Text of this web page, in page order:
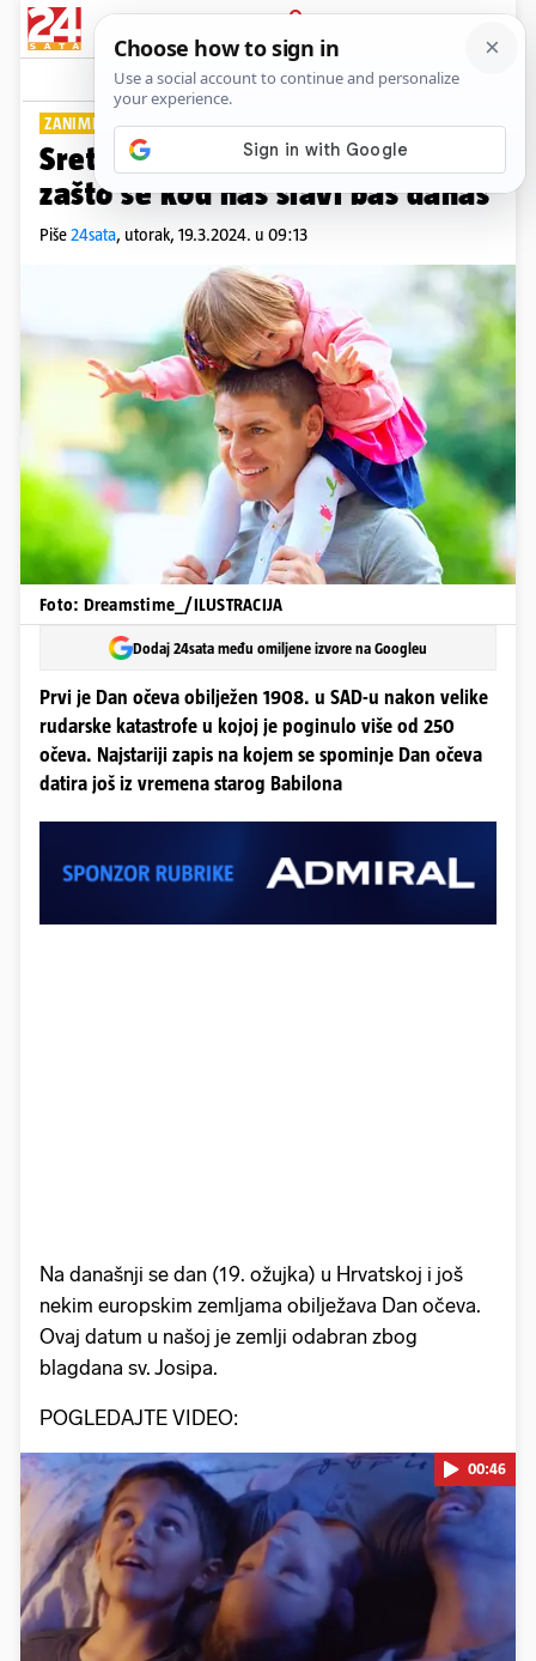
PRIJAVA
Lifestyle Komentari
ZANIMLJIVA INFOGRAFIKA
Sretan vam Dan očeva! Znate li
zašto se kod nas slavi baš danas
Piše24sata, utorak, 19.3.2024. u 09:13
Foto: Dreamstime_/ILUSTRACIJA
Dodaj 24sata među omiljene izvore na Googleu
Prvi je Dan očeva obilježen 1908. u SAD-u nakon velike
rudarske katastrofe u kojoj je poginulo više od 250
očeva. Najstariji zapis na kojem se spominje Dan očeva
datira još iz vremena starog Babilona
Na današnji se dan (19. ožujka) u Hrvatskoj i još
nekim europskim zemljama obilježava Dan očeva.
Ovaj datum u našoj je zemlji odabran zbog
blagdana sv. Josipa.
POGLEDAJTE VIDEO:
Pokretanje videa...
00:46